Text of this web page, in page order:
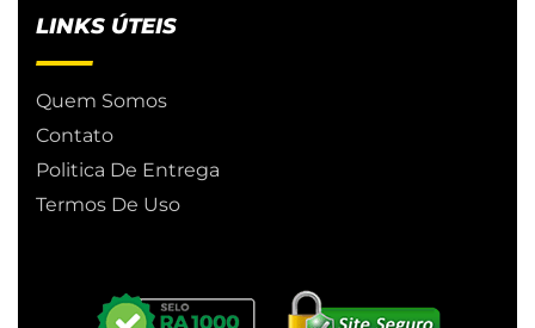
LINKS ÚTEIS
Quem Somos
Contato
Politica De Entrega
Termos De Uso